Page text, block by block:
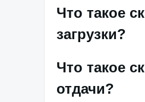
Что такое
загрузки?
Что такое
отдачи?